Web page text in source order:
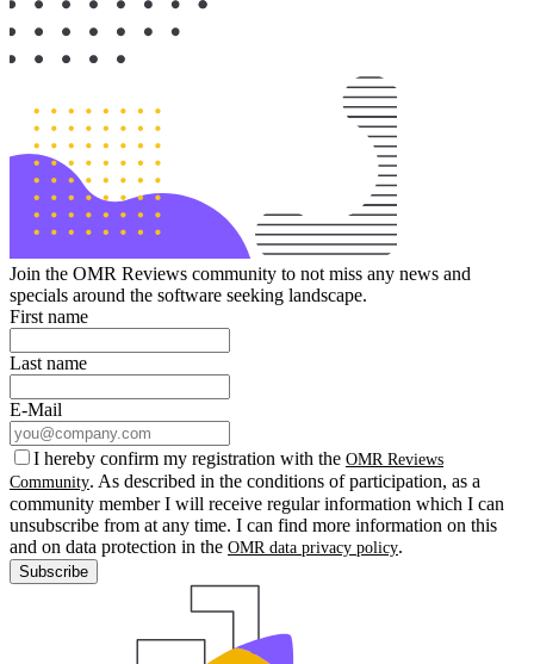
Join the OMR Reviews community to not miss any news and
specials around the software seeking landscape.
First name
Last name
E-Mail
I hereby confirm my registration with the OMR Reviews
Community. As described in the conditions of participation, as a
community member I will receive regular information which I can
unsubscribe from at any time. I can find more information on this
and on data protection in the OMR data privacy policy.
Subscribe